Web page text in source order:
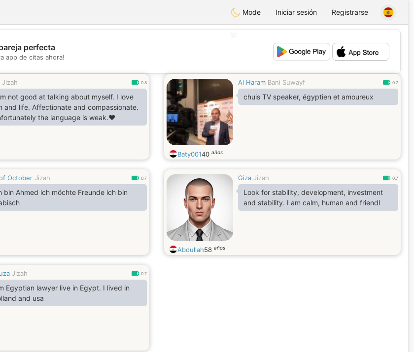
Mode Iniciar sesión Registrarse
💕
perfecta
app de citas ahora!
Jizah 0.8
not good at talking about myself. I love
Affectionate and compassionate.
the language is weak.❤
Al Haram Bani Suwayf 0.7
chuis TV speaker, égyptien et amoureux
Baty00140 años
October Jizah 0.7
bin Ahmed lch möchte Freunde lch bin
Giza Jizah 0.7
Look for stability, development, investment
and stability. I am calm, human and friendl
Abdullah58 años
Jizah 0.7
Egyptian lawyer live in Egypt. I lived in
and usa